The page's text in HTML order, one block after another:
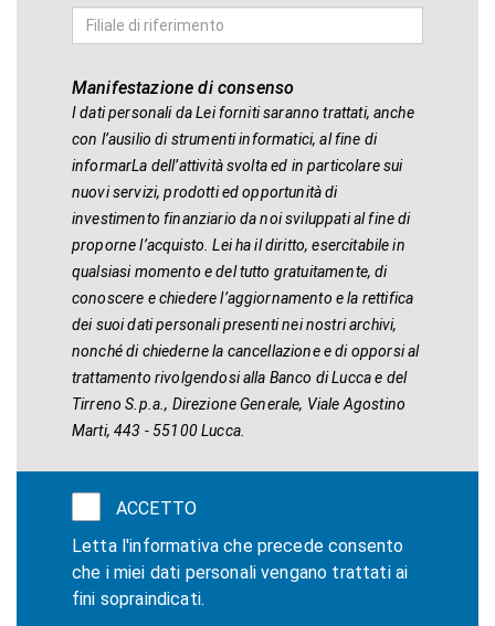
Manifestazione di consenso
I dati personali da Lei forniti saranno trattati, anche
con l’ausilio di strumenti informatici, al fine di
informarLa dell’attività svolta ed in particolare sui
nuovi servizi, prodotti ed opportunità di
investimento finanziario da noi sviluppati al fine di
proporne l’acquisto. Lei ha il diritto, esercitabile in
qualsiasi momento e del tutto gratuitamente, di
conoscere e chiedere l’aggiornamento e la rettifica
dei suoi dati personali presenti nei nostri archivi,
nonché di chiederne la cancellazione e di opporsi al
trattamento rivolgendosi alla Banco di Lucca e del
Tirreno S.p.a., Direzione Generale, Viale Agostino
Marti, 443 - 55100 Lucca.
ACCETTO
Letta l'informativa che precede consento
che i miei dati personali vengano trattati ai
fini sopraindicati.